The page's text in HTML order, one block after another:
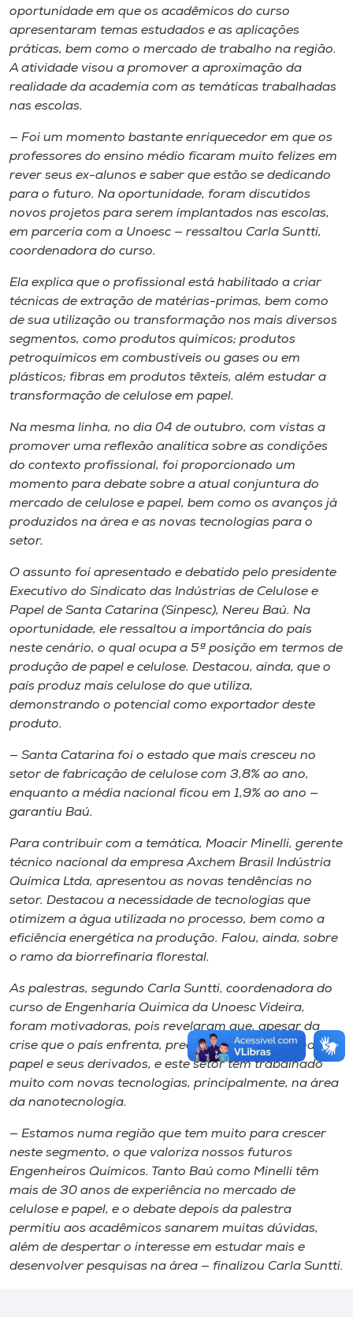
Selecione
o idioma
A+
A-
oportunidade em que os acadêmicos do curso
apresentaram temas estudados e as aplicações
práticas​, ​bem como o mercado de trabalho na região.
A atividade visou​ ​​a promover a aproximação da
realidade da academia com as temáticas trabalhadas
nas escolas.
— Foi um momento bastante enriquecedor em que os
professores do ensino médio ficaram muito felizes em
rever seus ex-alunos e saber que estão se dedicando
para o futuro. Na oportunidade​, ​foram discutidos
novos projetos para serem implantados nas escolas​,
em parceria com a Unoesc — ressaltou Carla Suntti​,
coordenadora do curso.
Ela explica que o profissional está habilitado a criar
técnicas de extração de matérias-primas, bem como
de sua utilização ou transformação nos mais diversos
segmentos, como produtos químicos; produtos
petroquímicos em combustíveis ou gases ou em
plásticos; fibras em produtos têxteis, além estudar a
transformação de celulose em papel.
Na mesma linha​, ​no dia 04 de outubro, com vistas a
promover uma reflexão analítica sobre as condições
do contexto profissional, foi proporcionado um
momento para debate sobre a atual conjuntura do
mercado de celulose e papel​, ​bem como os avanços já
produzidos na área e as novas tecnologias para o
setor.
O assunto foi apresentado e debatido pelo presidente
Executivo do Sindicato das Indústrias de Celulose e
Papel de Santa Catarina (Sinpesc), Nereu Baú. Na
oportunidade, ele ressaltou a importância do país
neste cenário, o qual ocupa a 5ª posição em termos de
produção de papel e celulose. Destacou, ainda​, ​que o
país produz mais celulose do que utiliza,
demonstrando o potencial como exportador deste
produto.
— Santa Catarina foi o estado que mais cresceu no
setor de fabricação de celulose com 3,8% ao ano,
enquanto a média nacional ficou em 1,9% ao ano —
garantiu Baú​.
Para contribuir com a temática, Moacir Minelli, gerente
técnico nacional da empresa Axchem Brasil Indústria
Química Ltda, apresentou as novas tendências no
setor. Destacou a necessidade de tecnologias que
otimizem a água utilizada no processo, bem como a
eficiência energética na produção. Falou, ainda​, ​sobre
o ramo da biorrefinaria florestal.
As palestras​, ​segundo Carla Suntti​,​ coordenadora do
curso de Engenharia Quimica da Unoesc Videira,
foram motivadoras, pois revelaram que, apesar da
crise que o país enfrenta, precisamos cada vez mais de
papel e seus derivados, e este setor tem trabalhado
muito com novas tecnologias, principalmente​,​ na área
da nanotecnologia.
— Estamos ​n​uma região que tem muito para crescer
neste segmento, o que valoriza nossos futuros
Engenheiros Químicos. Tanto Baú como Minelli têm
mais de 30 anos de experiência no mercado de
celulose e papel​, ​e o debate depois da palestra​​
permitiu aos acadêmicos sanarem muitas dúvidas,
além de despertar o interesse em estudar mais e
desenvolver pesquisas na área — finalizou Carla Suntti.